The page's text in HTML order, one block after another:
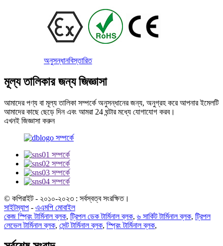
অনুসন্ধানবিস্তারিত
মূল্য তালিকার জন্য জিজ্ঞাসা
আমাদের পণ্য বা মূল্য তালিকা সম্পর্কে অনুসন্ধানের জন্য, অনুগ্রহ করে আপনার ইমেলটি
আমাদের কাছে ছেড়ে দিন এবং আমরা 24 ঘন্টার মধ্যে যোগাযোগ করব।
এখনই জিজ্ঞাসা করুন
© কপিরাইট - ২০১০-২০২৩ : সর্বস্বত্ব সংরক্ষিত।
সাইটম্যাপ - এএমপি মোবাইল
কেজ স্প্রিং টার্মিনাল ব্লক, ট্রিপল ডেক টার্মিনাল ব্লক, ৬ সার্কিট টার্মিনাল ব্লক, ট্রিপল
লেভেল টার্মিনাল ব্লক, সেন্ট টার্মিনাল ব্লক, স্প্রিং টার্মিনাল ব্লক,